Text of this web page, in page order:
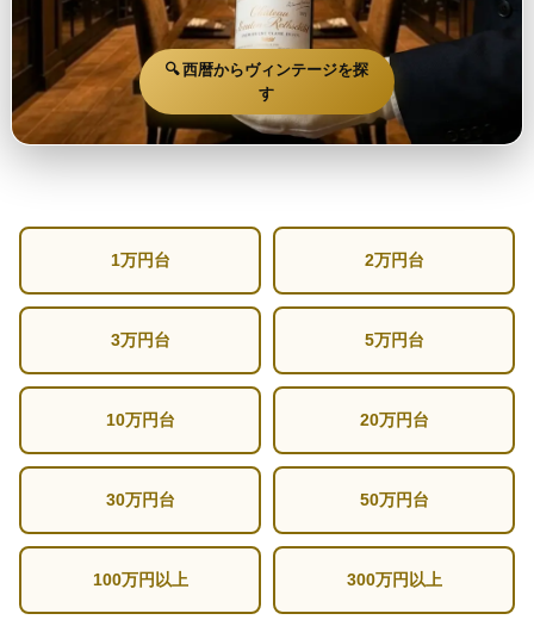
🔍 西暦からヴィンテージを探
す
1万円台 2万円台
3万円台 5万円台
10万円台 20万円台
30万円台 50万円台
100万円以上 300万円以上